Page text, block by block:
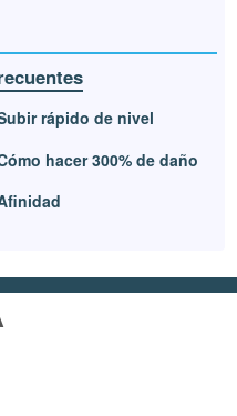
rápido de nivel
hacer 300% de daño